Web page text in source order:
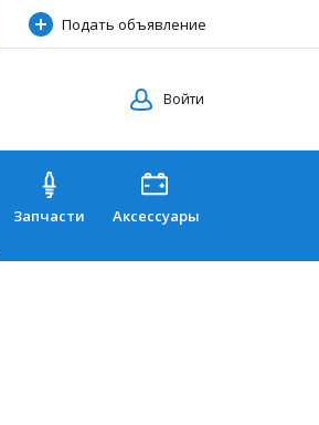
Подать объявление
Войти
Запчасти Аксессуары